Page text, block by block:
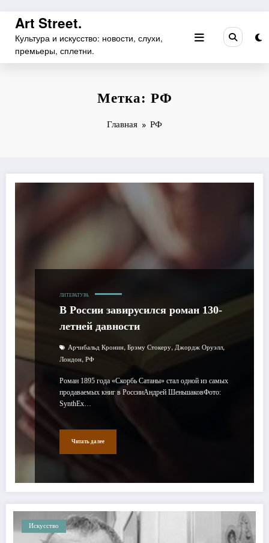
Перейти
содержимому
Art Street.
Культура и искусство: новости, слухи,
премьеры, сплетни.
Метка: РФ
Главная РФ
ЛИТЕРАТУРА
В России завирусился роман 130-
летней давности
Арчибальд Кронин, Брэму Стокеру, Джордж Оруэлл,
Лондон, РФ
Роман 1895 года «Скорбь Сатаны» стал одной из самых
продаваемых книг в РоссииАндрей ШеньшаковФото:
SynthEx…
Читать далее
Искусство